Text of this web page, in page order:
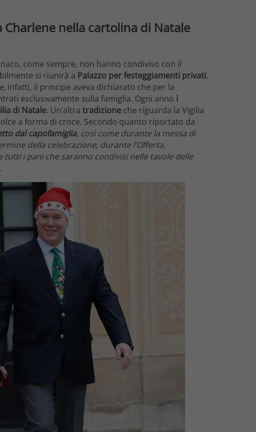
nella cartolina di Natale
come sempre, non hanno condiviso con il
si riunirà a Palazzo per festeggiamenti privati.
infatti, il principe aveva dichiarato che per la
esclusivamente sulla famiglia. Ogni anno i
di Natale. Un’altra tradizione che riguarda la Vigilia
a forma di croce. Secondo quanto riportato da
dal capofamiglia, così come durante la messa di
della celebrazione, durante l’Offerta,
tutti i pani che saranno condivisi nelle tavole delle